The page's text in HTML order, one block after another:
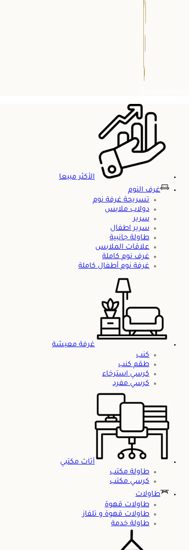
الأكثر مبيعا
غرف النوم
تسريحة غرفة نوم
دولاب ملابس
سرير
سرير اطفال
طاولة جانبية
علاقات الملابس
غرف نوم كاملة
غرفة نوم أطفال كاملة
غرفة معيشة
كنب
طقم كنب
كرسي استرخاء
كرسي مفرد
أثاث مكتبي
طاولة مكتب
كرسي مكتب
طاولات
طاولات قهوة
طاولات قهوة و تلفاز
طاولة خدمة